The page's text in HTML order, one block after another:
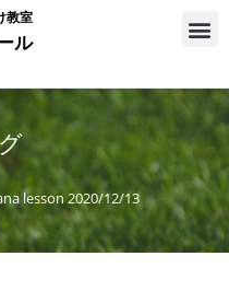
教室
ル
lesson 2020/12/13